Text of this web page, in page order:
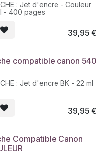
: Jet d'encre - Couleur
- 400 pages
39,95€
compatible canon 540
: Jet d'encre BK - 22 ml
39,95€
Compatible Canon